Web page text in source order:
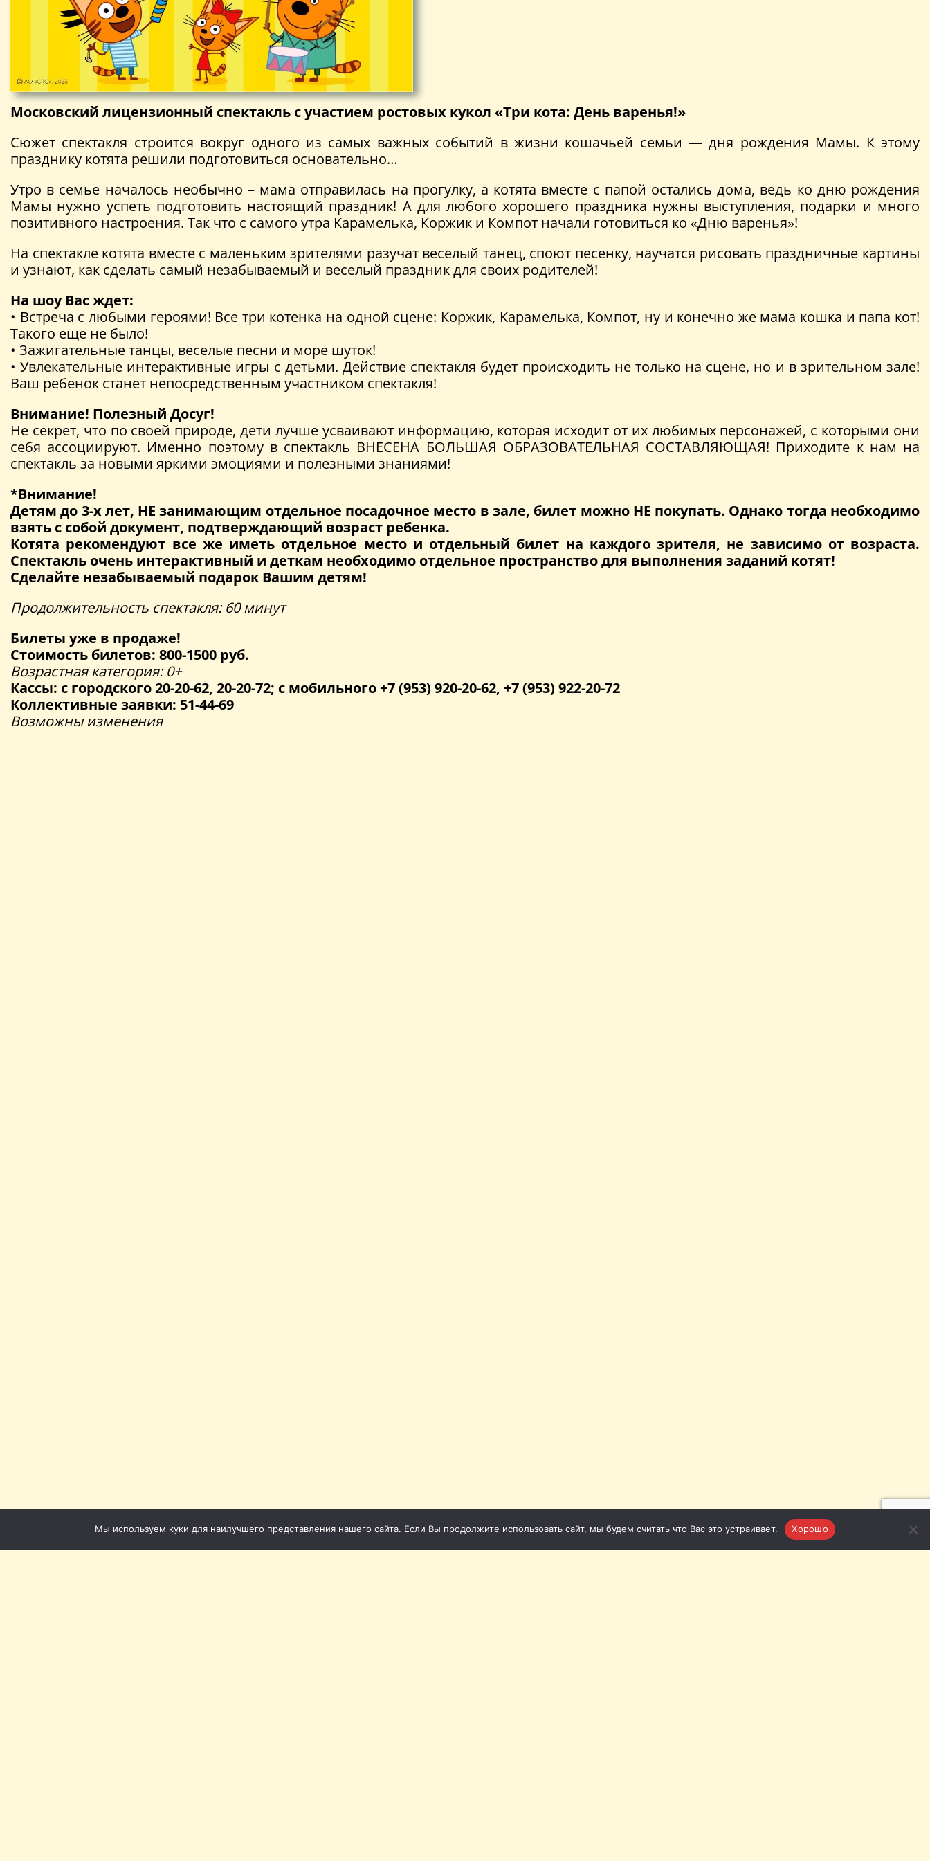
Московский лицензионный спектакль с участием ростовых кукол «Три кота: День варенья!»
Сюжет спектакля строится вокруг одного из самых важных событий в жизни кошачьей семьи — дня рождения Мамы. К этому
празднику котята решили подготовиться основательно…
Утро в семье началось необычно – мама отправилась на прогулку, а котята вместе с папой остались дома, ведь ко дню рождения
Мамы нужно успеть подготовить настоящий праздник! А для любого хорошего праздника нужны выступления, подарки и много
позитивного настроения. Так что с самого утра Карамелька, Коржик и Компот начали готовиться ко «Дню варенья»!
На спектакле котята вместе с маленьким зрителями разучат веселый танец, споют песенку, научатся рисовать праздничные картины
и узнают, как сделать самый незабываемый и веселый праздник для своих родителей!
На шоу Вас ждет:
• Встреча с любыми героями! Все три котенка на одной сцене: Коржик, Карамелька, Компот, ну и конечно же мама кошка и папа кот!
Такого еще не было!
• Зажигательные танцы, веселые песни и море шуток!
• Увлекательные интерактивные игры с детьми. Действие спектакля будет происходить не только на сцене, но и в зрительном зале!
Ваш ребенок станет непосредственным участником спектакля!
Внимание! Полезный Досуг!
Не секрет, что по своей природе, дети лучше усваивают информацию, которая исходит от их любимых персонажей, с которыми они
себя ассоциируют. Именно поэтому в спектакль ВНЕСЕНА БОЛЬШАЯ ОБРАЗОВАТЕЛЬНАЯ СОСТАВЛЯЮЩАЯ! Приходите к нам на
спектакль за новыми яркими эмоциями и полезными знаниями!
*Внимание!
Детям до 3-х лет, НЕ занимающим отдельное посадочное место в зале, билет можно НЕ покупать. Однако тогда необходимо
взять с собой документ, подтверждающий возраст ребенка.
Котята рекомендуют все же иметь отдельное место и отдельный билет на каждого зрителя, не зависимо от возраста.
Спектакль очень интерактивный и деткам необходимо отдельное пространство для выполнения заданий котят!
Сделайте незабываемый подарок Вашим детям!
Продолжительность спектакля: 60 минут
Билеты уже в продаже!
Стоимость билетов: 800-1500 руб.
Возрастная категория: 0+
Кассы: с городского 20-20-62, 20-20-72; с мобильного +7 (953) 920-20-62, +7 (953) 922-20-72
Коллективные заявки: 51-44-69
Возможны изменения
Мы используем куки для наилучшего представления нашего сайта. Если Вы продолжите использовать сайт, мы будем считать что Вас это устраивает. Хорошо